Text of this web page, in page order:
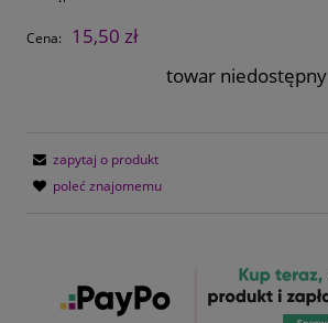
Cena:
15,50 zł
towar niedostępny
zapytaj o produkt
poleć znajomemu